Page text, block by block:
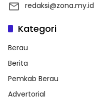
redaksi@zona.my.id
Kategori
Berau
Berita
Pemkab Berau
Advertorial